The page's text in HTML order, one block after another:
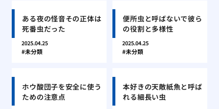
ある夜の怪音その正体は
死番虫だった
2025.04.25
未分類
便所虫と呼ばないで彼ら
の役割と多様性
2025.04.25
未分類
ホウ酸団子を安全に使う
ための注意点
本好きの天敵紙魚と呼ば
れる細長い虫